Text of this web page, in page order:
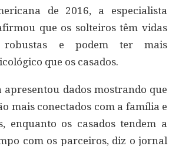
de 2016, a especialista
que os solteiros têm vidas
robustas e podem ter mais
que os casados.
apresentou dados mostrando que
mais conectados com a família e
enquanto os casados tendem a
com os parceiros, diz o jornal